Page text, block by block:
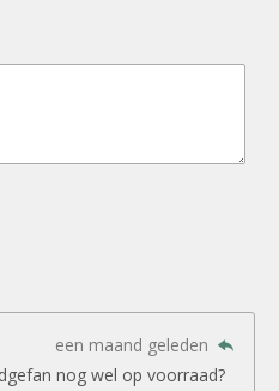
een maand geleden
nog wel op voorraad?